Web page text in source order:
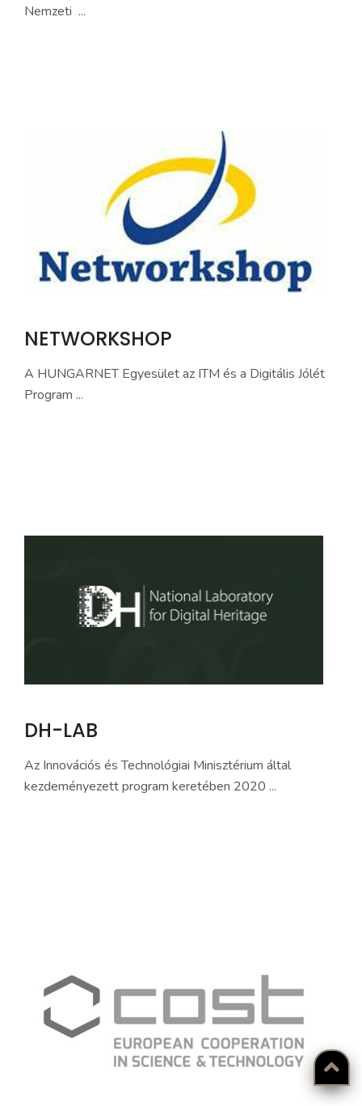
Nemzeti ...
NETWORKSHOP
A HUNGARNET Egyesület az ITM és a Digitális Jólét
Program ...
DH-LAB
Az Innovációs és Technológiai Minisztérium által
kezdeményezett program keretében 2020 ...